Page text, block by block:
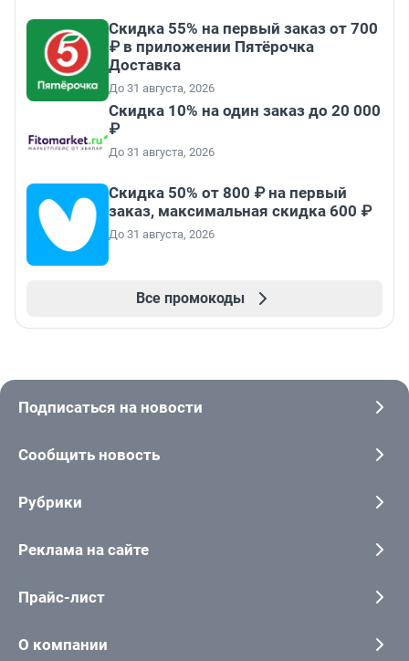
Скидка 55% на первый заказ от 700
₽ в приложении Пятёрочка
Доставка
До 31 августа, 2026
Скидка 10% на один заказ до 20 000
₽
До 31 августа, 2026
Скидка 50% от 800 ₽ на первый
заказ, максимальная скидка 600 ₽
До 31 августа, 2026
Все промокоды
Подписаться на новости
Сообщить новость
Рубрики
Реклама на сайте
Прайс-лист
О компании